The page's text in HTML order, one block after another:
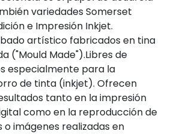
variedades Somerset
e Impresión Inkjet.
artístico fabricados en tina
("Mould Made").Libres de
especialmente para la
de tinta (inkjet). Ofrecen
tanto en la impresión
como en la reproducción de
imágenes realizadas en